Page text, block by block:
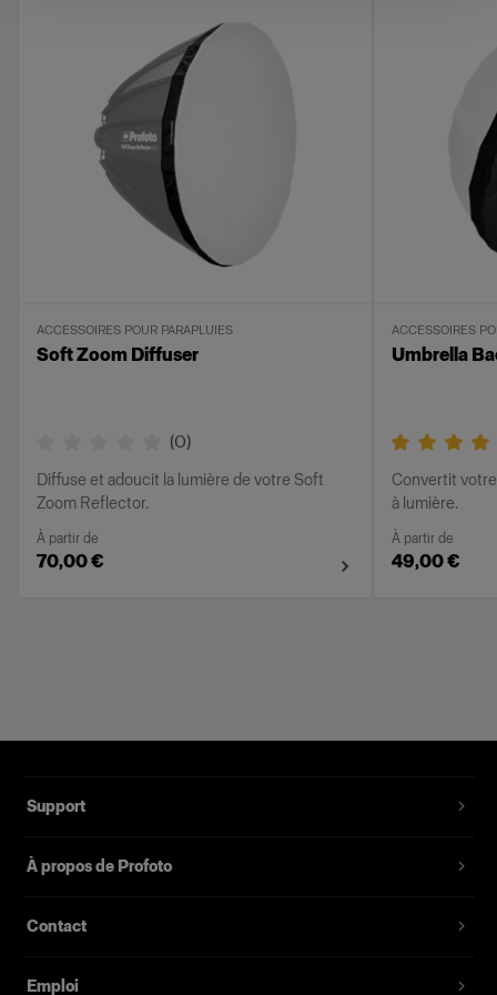
ACCESSOIRES POUR PARAPLUIES
Soft Zoom Diffuser
(0)
Diffuse et adoucit la lumière de votre Soft
Zoom Reflector.
À partir de
70,00 €
ACCESSOIRES
Umbrella
Convertit
à lumière.
À partir de
49,00 €
Support
À propos de Profoto
Contact
Emploi